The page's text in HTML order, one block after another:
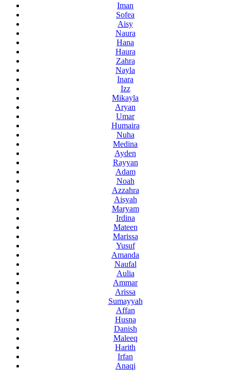
Iman
Sofea
Aisy
Naura
Hana
Haura
Zahra
Nayla
Inara
Izz
Mikayla
Aryan
Umar
Humaira
Nuha
Medina
Ayden
Rayyan
Adam
Noah
Azzahra
Aisyah
Maryam
Irdina
Mateen
Marissa
Yusuf
Amanda
Naufal
Aulia
Ammar
Arissa
Sumayyah
Affan
Husna
Danish
Maleeq
Harith
Irfan
Anaqi